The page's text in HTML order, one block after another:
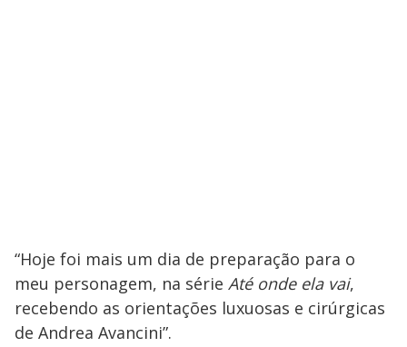
“Hoje foi mais um dia de preparação para o
meu personagem, na série Até onde ela vai,
recebendo as orientações luxuosas e cirúrgicas
de Andrea Avancini”.